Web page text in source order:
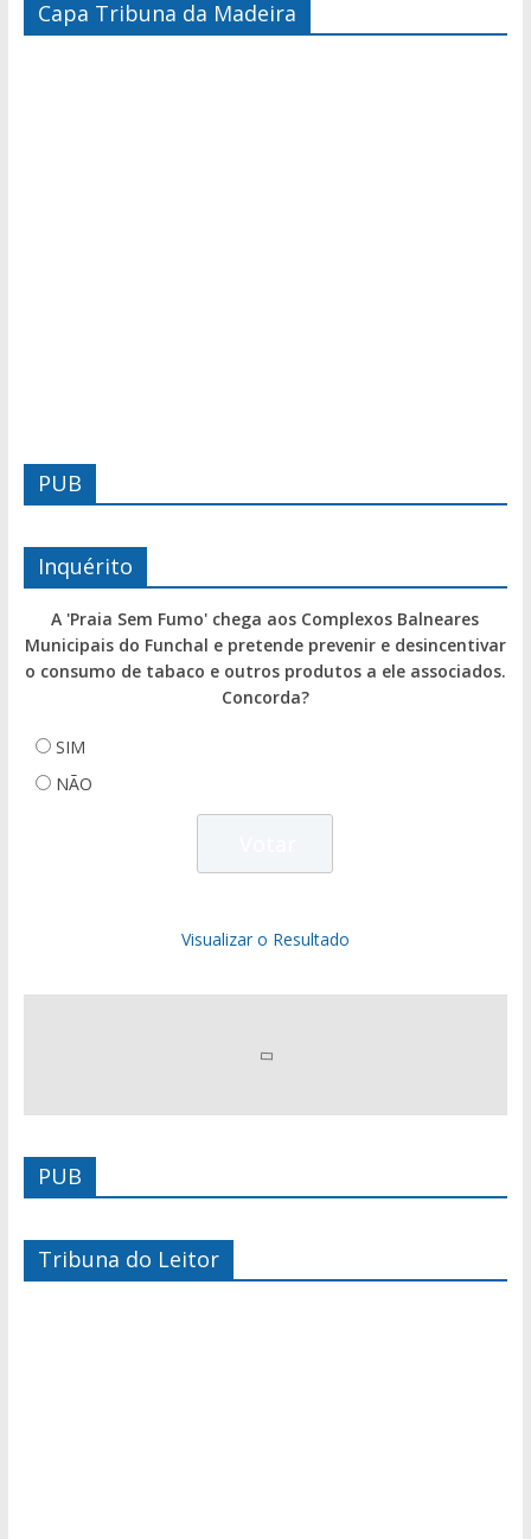
Capa Tribuna da Madeira
PUB
Inquérito
A 'Praia Sem Fumo' chega aos Complexos Balneares
Municipais do Funchal e pretende prevenir e desincentivar
o consumo de tabaco e outros produtos a ele associados.
Concorda?
SIM
NÃO
Visualizar o Resultado
PUB
Tribuna do Leitor